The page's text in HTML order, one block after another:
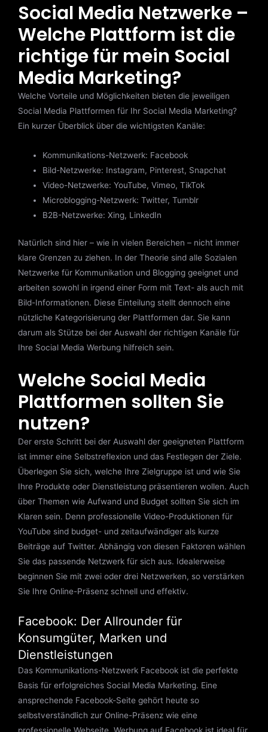
Social Media Netzwerke –
Welche Plattform ist die
richtige für mein Social
Media Marketing?
Welche Vorteile und Möglichkeiten bieten die jeweiligen
Social Media Plattformen für Ihr Social Media Marketing?
Ein kurzer Überblick über die wichtigsten Kanäle:
Kommunikations-Netzwerk: Facebook
Bild-Netzwerke: Instagram, Pinterest, Snapchat
Video-Netzwerke: YouTube, Vimeo, TikTok
Microblogging-Netzwerk: Twitter, Tumblr
B2B-Netzwerke: Xing, LinkedIn
Natürlich sind hier – wie in vielen Bereichen – nicht immer
klare Grenzen zu ziehen. In der Theorie sind alle Sozialen
Netzwerke für Kommunikation und Blogging geeignet und
arbeiten sowohl in irgend einer Form mit Text- als auch mit
Bild-Informationen. Diese Einteilung stellt dennoch eine
nützliche Kategorisierung der Plattformen dar. Sie kann
darum als Stütze bei der Auswahl der richtigen Kanäle für
Ihre Social Media Werbung hilfreich sein.
Welche Social Media
Plattformen sollten Sie
nutzen?
Der erste Schritt bei der Auswahl der geeigneten Plattform
ist immer eine Selbstreflexion und das Festlegen der Ziele.
Überlegen Sie sich, welche Ihre Zielgruppe ist und wie Sie
Ihre Produkte oder Dienstleistung präsentieren wollen. Auch
über Themen wie Aufwand und Budget sollten Sie sich im
Klaren sein. Denn professionelle Video-Produktionen für
YouTube sind budget- und zeitaufwändiger als kurze
Beiträge auf Twitter. Abhängig von diesen Faktoren wählen
Sie das passende Netzwerk für sich aus. Idealerweise
beginnen Sie mit zwei oder drei Netzwerken, so verstärken
Sie Ihre Online-Präsenz schnell und effektiv.
Facebook: Der Allrounder für
Konsumgüter, Marken und
Dienstleistungen
Das Kommunikations-Netzwerk Facebook ist die perfekte
Basis für erfolgreiches Social Media Marketing. Eine
ansprechende Facebook-Seite gehört heute so
selbstverständlich zur Online-Präsenz wie eine